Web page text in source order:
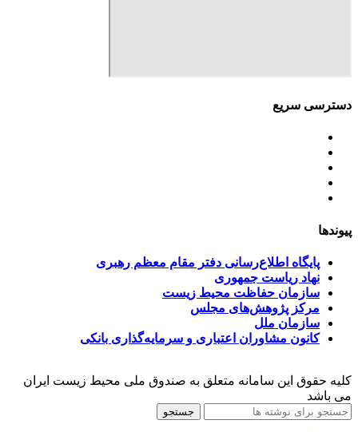
دسترسی سریع
پیوندها
پایگاه اطلاع‌رسانی دفتر مقام معظم رهبری
نهاد ریاست جمهوری
سازمان حفاظت محیط زیست
مرکز پژوهش‌های مجلس
سازمان ملل
کانون مشاوران اعتباری و سرمایه‌گذاری بانکی
کلیه حقوق این سامانه متعلق به صندوق ملی محیط زیست ایران
می باشد
جستجو